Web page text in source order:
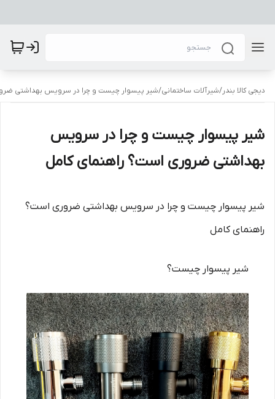
دیجی کالا بندر/شیرآلات ساختمانی/شیر پیسوار چیست و چرا در سرویس بهداشتی
شیر پیسوار چیست و چرا در سرویس
بهداشتی ضروری است؟ راهنمای کامل
شیر پیسوار چیست و چرا در سرویس بهداشتی ضروری است؟
راهنمای کامل
شیر پیسوار چیست؟